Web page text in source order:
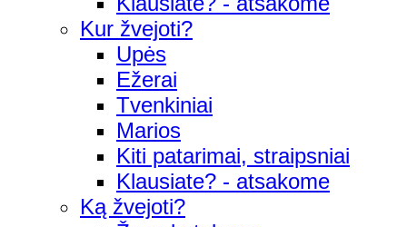
Kur žvejoti?
Upės
Ežerai
Tvenkiniai
Marios
Kiti patarimai, straipsniai
Klausiate? - atsakome
Ką žvejoti?